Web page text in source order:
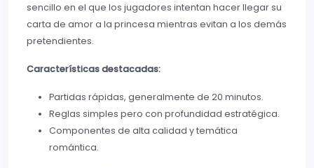
sencillo en el que los jugadores intentan hacer llegar su
carta de amor a la princesa mientras evitan a los demás
pretendientes.
Características destacadas:
Partidas rápidas, generalmente de 20 minutos.
Reglas simples pero con profundidad estratégica.
Componentes de alta calidad y temática
romántica.